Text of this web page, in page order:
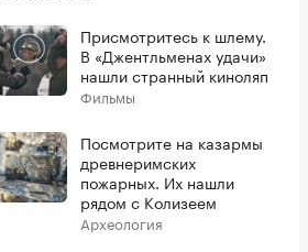
Присмотритесь к шлему.
В «Джентльменах удачи»
нашли странный киноляп
Фильмы
Посмотрите на казармы
древнеримских
пожарных. Их нашли
рядом с Колизеем
Археология